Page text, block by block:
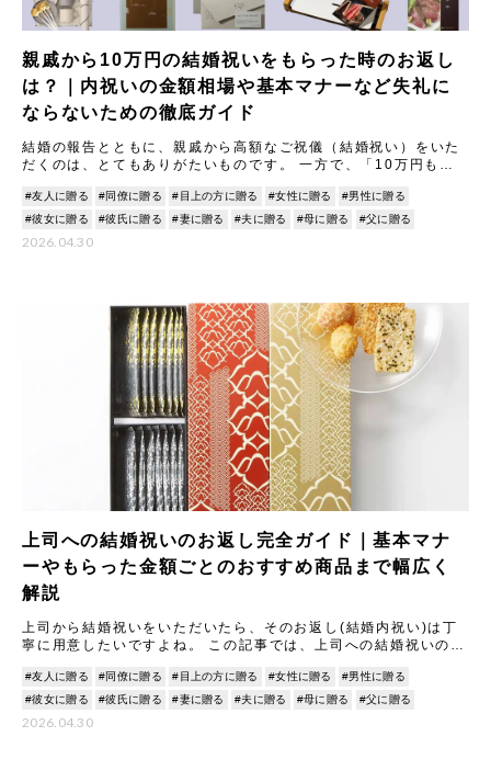
親戚から10万円の結婚祝いをもらった時のお返し
は？｜内祝いの金額相場や基本マナーなど失礼に
ならないための徹底ガイド
結婚の報告とともに、親戚から高額なご祝儀（結婚祝い）をいた
だくのは、とてもありがたいものです。 一方で、「10万円もの
にな
#友人に贈る #同僚に贈る #目上の方に贈る #女性に贈る
#男性に贈る
#彼女に贈る
#彼氏に贈る #妻に贈る #夫に贈る #母に贈る #父に贈る
2026.04.30
上司への結婚祝いのお返し完全ガイド｜基本マナ
ーやもらった金額ごとのおすすめ商品まで幅広く
解説
上司から結婚祝いをいただいたら、そのお返し(結婚内祝い)は丁
寧に用意したいですよね。 この記事では、上司への結婚祝いのお
ギ
#友人に贈る #同僚に贈る #目上の方に贈る #女性に贈る
#男性に贈る
#彼女に贈る
#彼氏に贈る #妻に贈る #夫に贈る #母に贈る #父に贈る
2026.04.30